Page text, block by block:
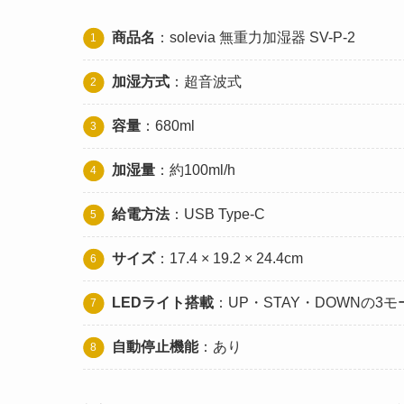
商品名 ：solevia 無重力加湿器 SV-P-2
加湿方式 ：超音波式
容量 ：680ml
加湿量 ：約100ml/h
給電方法：USB Type-C
サイズ ：17.4 × 19.2 × 24.4cm
LEDライト搭載 ：UP・STAY・DOWNの3モ
自動停止機能：あり